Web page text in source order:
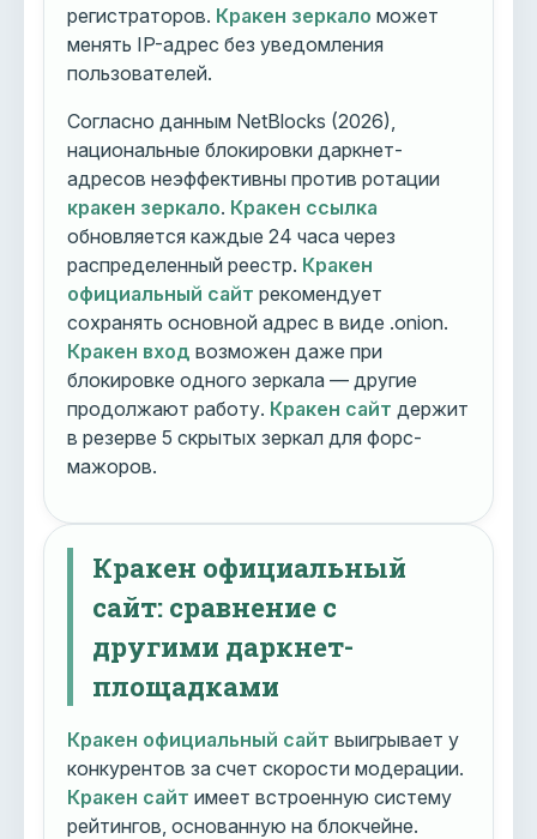
регистраторов. Кракен зеркало может
менять IP-адрес без уведомления
пользователей.
Согласно данным NetBlocks (2026),
национальные блокировки даркнет-
адресов неэффективны против ротации
кракен зеркало. Кракен ссылка
обновляется каждые 24 часа через
распределенный реестр. Кракен
официальный сайт рекомендует
сохранять основной адрес в виде .onion.
Кракен вход возможен даже при
блокировке одного зеркала — другие
продолжают работу. Кракен сайт держит
в резерве 5 скрытых зеркал для форс-
мажоров.
Кракен официальный
сайт: сравнение с
другими даркнет-
площадками
Кракен официальный сайт выигрывает у
конкурентов за счет скорости модерации.
Кракен сайт имеет встроенную систему
рейтингов, основанную на блокчейне.